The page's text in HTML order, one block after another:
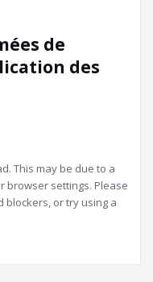
de
des
This may be due to a
browser settings. Please
blockers, or try using a